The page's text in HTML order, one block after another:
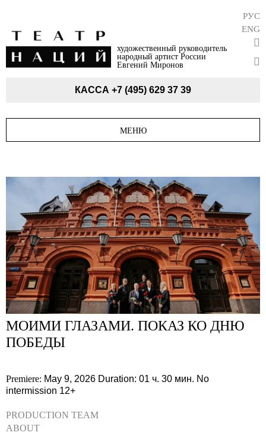
художественный руководитель
народный артист России
Евгений Миронов
РУС
ENG
КАССА +7 (495) 629 37 39
МЕНЮ
МОИМИ ГЛАЗАМИ. ПОКАЗ КО ДНЮ
ПОБЕДЫ
Premiere: May 9, 2026 Duration: 01 ч. 30 мин. No
intermission 12+
PRODUCTION TEAM
ABOUT